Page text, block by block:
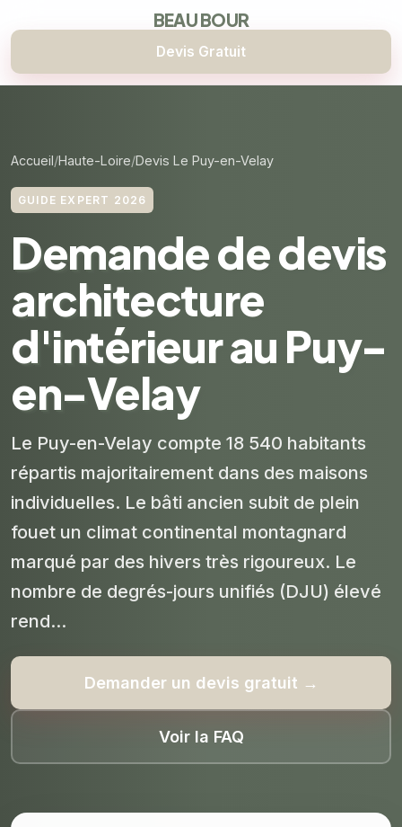
BEAU BOUR
Devis Gratuit
Accueil Haute-Loire Devis Le Puy-en-Velay
GUIDE EXPERT 2026
Demande de devis
architecture
d'intérieur au Puy-
en-Velay
Le Puy-en-Velay compte 18 540 habitants
répartis majoritairement dans des maisons
individuelles. Le bâti ancien subit de plein
fouet un climat continental montagnard
marqué par des hivers très rigoureux. Le
nombre de degrés-jours unifiés (DJU) élevé
rend...
Demander un devis gratuit →
Voir la FAQ